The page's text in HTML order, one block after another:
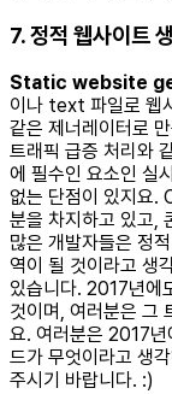
7. 정적 웹사이트
Static website
이나 text 파일로 웹
같은 제너레이터로
트래픽 급증 처리와
에 필수인 요소인 실
없는 단점이 있지요.
분을 차지하고 있고,
많은 개발자들은 정
역이 될 것이라고 생
있습니다. 2017년에
것이며, 여러분은 그
요. 여러분은 2017년
드가 무엇이라고 생
주시기 바랍니다. :)